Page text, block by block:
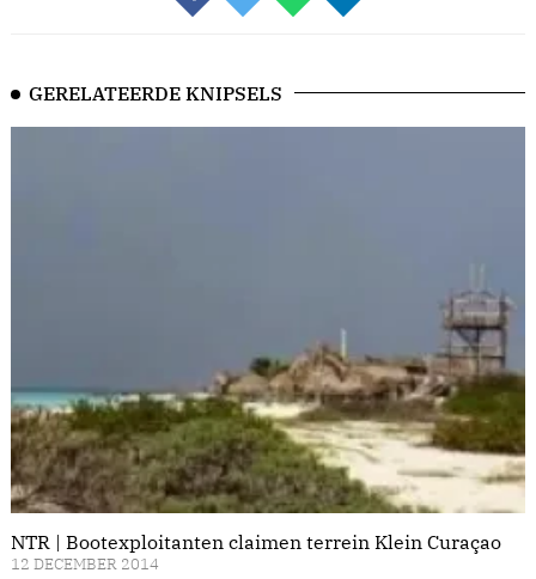
GERELATEERDE KNIPSELS
NTR | Bootexploitanten claimen terrein Klein Curaçao
12 DECEMBER 2014